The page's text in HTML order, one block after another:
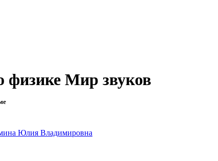
физике Мир звуков
Юлия Владимировна